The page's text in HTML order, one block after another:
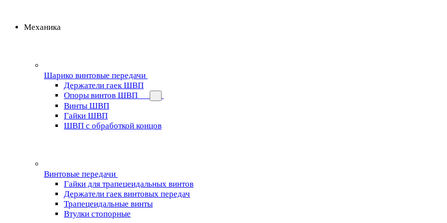
Механика
Шарико винтовые передачи
Держатели гаек ШВП
Опоры винтов ШВП
Винты ШВП
Гайки ШВП
ШВП с обработкой концов
Винтовые передачи
Гайки для трапецеидальных винтов
Держатели гаек винтовых передач
Трапецеидальные винты
Втулки стопорные